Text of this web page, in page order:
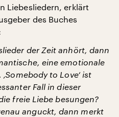
Liebesliedern, erklärt
des Buches
der Zeit anhört, dann
eine emotionale
to Love‘ ist
Fall in dieser
freie Liebe besungen?
anguckt, dann merkt